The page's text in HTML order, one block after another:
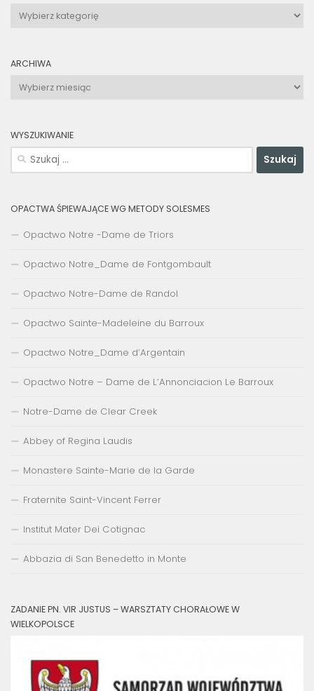
Kategorie
wpisów
ARCHIWA
Archiwa
WYSZUKIWANIE
Szukaj:
OPACTWA ŚPIEWAJĄCE WG METODY SOLESMES
Opactwo Notre -Dame de Triors
Opactwo Notre_Dame de Fontgombault
Opactwo Notre-Dame de Randol
Opactwo Sainte-Madeleine du Barroux
Opactwo Notre_Dame d’Argentain
Opactwo Notre – Dame de L’Annonciacion Le Barroux
Notre-Dame de Clear Creek
Abbey of Regina Laudis
Monastere Sainte-Marie de la Garde
Fraternite Saint-Vincent Ferrer
Institut Mater Dei Cotignac
Abbazia di San Benedetto in Monte
ZADANIE PN. VIR JUSTUS – WARSZTATY CHORAŁOWE W
WIELKOPOLSCE